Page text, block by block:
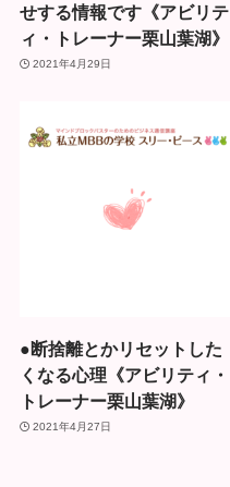
せする情報です《アビリテ
ィ・トレーナー栗山葉湖》
2021年4月29日
●断捨離とかリセットした
くなる心理《アビリティ・
トレーナー栗山葉湖》
2021年4月27日